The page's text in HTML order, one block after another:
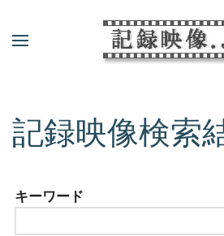
記録映像検索
キーワード